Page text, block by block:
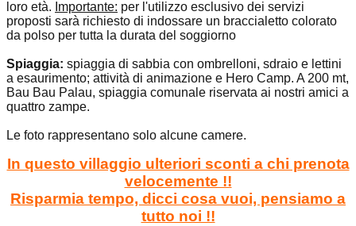
loro età. Importante: per l'utilizzo esclusivo dei servizi
proposti sarà richiesto di indossare un braccialetto colorato
da polso per tutta la durata del soggiorno
Spiaggia: spiaggia di sabbia con ombrelloni, sdraio e lettini
a esaurimento; attività di animazione e Hero Camp. A 200 mt,
Bau Bau Palau, spiaggia comunale riservata ai nostri amici a
quattro zampe.
Le foto rappresentano solo alcune camere.
In questo villaggio ulteriori sconti a chi prenota
velocemente !!
Risparmia tempo, dicci cosa vuoi, pensiamo a
tutto noi !!